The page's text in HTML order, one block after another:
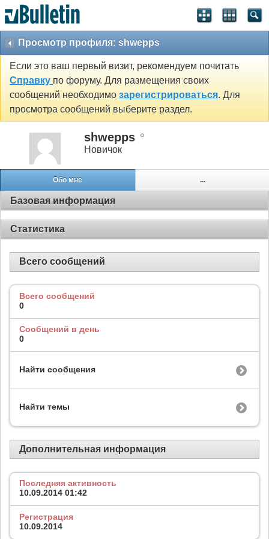
Просмотр профиля: shwepps
Если это ваш первый визит, рекомендуем почитать
Справку по форуму. Для размещения своих
сообщений необходимо зарегистрироваться. Для
просмотра сообщений выберите раздел.
shwepps
Новичок
Обо мне ...
Базовая информация
Статистика
Всего сообщений
Всего сообщений
0
Сообщений в день
0
Найти сообщения
Найти темы
Дополнительная информация
Последняя активность
10.09.2014 01:42
Регистрация
10.09.2014